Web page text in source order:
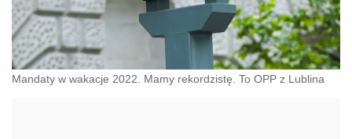
Mandaty w wakacje 2022. Mamy rekordzistę. To OPP z Lublina